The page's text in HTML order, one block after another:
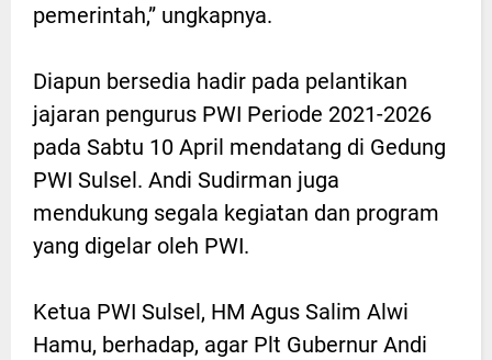
pemerintah,” ungkapnya.
Diapun bersedia hadir pada pelantikan
jajaran pengurus PWI Periode 2021-2026
pada Sabtu 10 April mendatang di Gedung
PWI Sulsel. Andi Sudirman juga
mendukung segala kegiatan dan program
yang digelar oleh PWI.
Ketua PWI Sulsel, HM Agus Salim Alwi
Hamu, berhadap, agar Plt Gubernur Andi